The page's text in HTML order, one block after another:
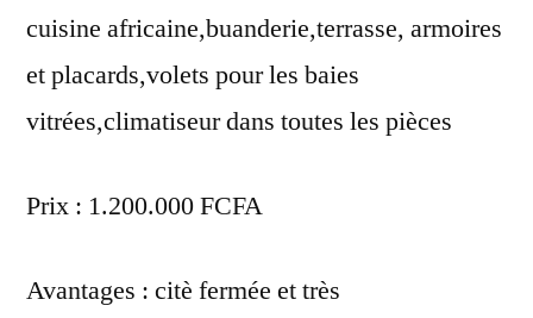
cuisine africaine,buanderie,terrasse, armoires
et placards,volets pour les baies
vitrées,climatiseur dans toutes les pièces
Prix : 1.200.000 FCFA
Avantages : citè fermée et très